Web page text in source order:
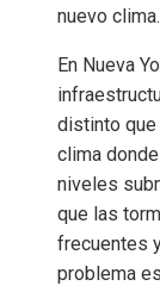
nuevo clima.
En Nueva
distinto que
clima
niveles
que las
frecuentes
problema